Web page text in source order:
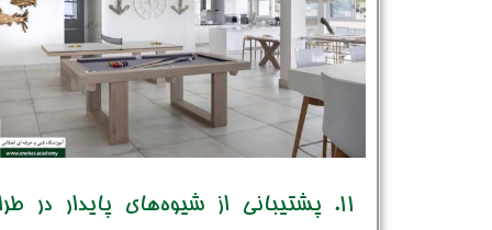
11. پشتیبانی از شیوه‌های پایدار در